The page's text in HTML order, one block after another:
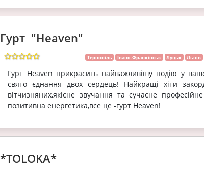
Гурт "Heaven"
Тернопіль Івано-Франківськ Луцьк Львів
Гурт Heaven прикрасить найважливішу подію у
свято єднання двох сердець! Найкращі хіти
вітчизняних,якісне звучання та сучасне
позитивна енергетика,все це -гурт Heaven!
*TOLOKA*